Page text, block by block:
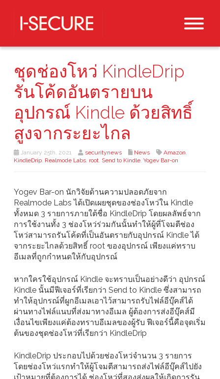
ชุดช่องโหว่ KindleDrip
รันโค้ดอันตรายบน
อุปกรณ์ Kindle ด้วยสิทธิ์
สูงจากระยะไกล
January 25th, 2021 securitynews News Amazon,
KindleDrip, Realmode Labs, root, Send to Kindle, Yogev Bar-on
Yogev Bar-on นักวิจัยด้านความปลอดภัยจาก
Realmode Labs ได้เปิดเผยชุดของช่องโหว่ใน Kindle
ทั้งหมด 3 รายการภายใต้ชื่อ KindleDrip โดยผลลัพธ์จาก
การใช้งานทั้ง 3 ช่องโหว่ร่วมกันนั้นทำให้ผู้ที่โจมตีช่อง
โหว่สามารถรันโค้ดที่เป็นอันตรายกับอุปกรณ์ Kindle ได้
จากระยะไกลด้วยสิทธิ์ root ของอุปกรณ์ เพียงแค่ทราบ
อีเมลที่ถูกกำหนดให้กับอุปกรณ์
หากใครใช้อุปกรณ์ Kindle จะทราบเป็นอย่างดีว่า อุปกรณ์
Kindle นั้นมีฟีเจอร์ที่เรียกว่า Send to Kindle ซึ่งสามารถ
ทำให้อุปกรณ์ที่ผูกอีเมลเอาไว้สามารถรับไฟล์อีบุ๊คส์ได้
ผ่านทางไฟล์แนบที่ส่งมาทางอีเมล ผู้ต้องการส่งอีบุ๊คส์มี
เงื่อนไขเพียงแค่ต้องทราบอีเมลของผู้รับ ฟีเจอร์นี้คือจุดเริ่ม
ต้นของชุดช่องโหว่ที่เรียกว่า KindleDrip
KindleDrip ประกอบไปด้วยช่องโหว่จำนวน 3 รายการ
โดยช่องโหว่แรกทำให้ผู้โจมตีสามารถส่งไฟล์อีบุ๊คส์ไปยัง